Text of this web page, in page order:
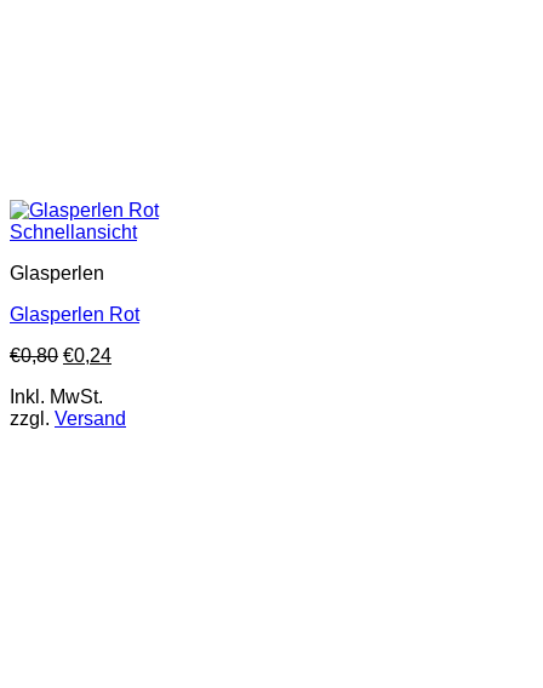
Schnellansicht
Glasperlen
Glasperlen Rot
€0,80 €0,24
Inkl. MwSt.
zzgl. Versand